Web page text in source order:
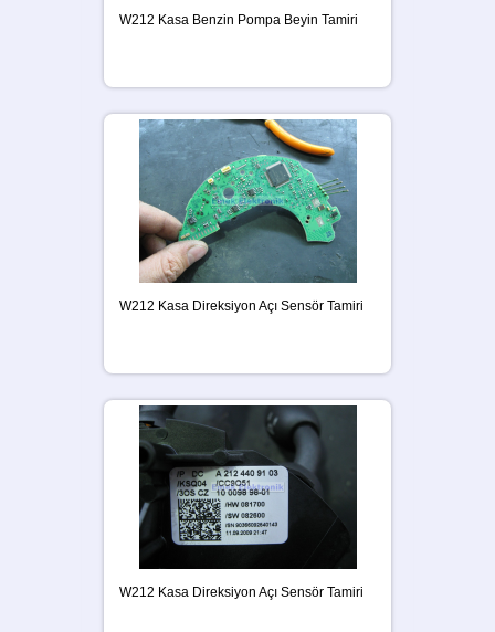
W212 Kasa Benzin Pompa Beyin Tamiri
W212 Kasa Direksiyon Açı Sensör Tamiri
W212 Kasa Direksiyon Açı Sensör Tamiri